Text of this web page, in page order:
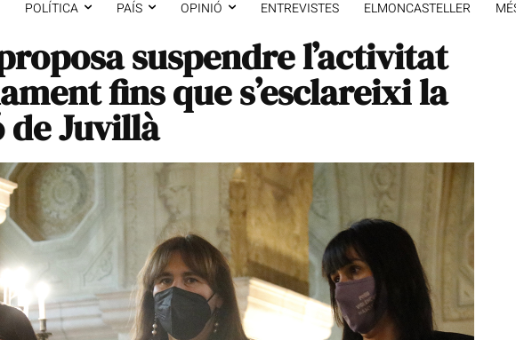
POLÍTICA PAÍS OPINIÓ ENTREVISTES ELMONCASTELLER
suspendre l’activitat
fins que s’esclareixi la
Juvillà